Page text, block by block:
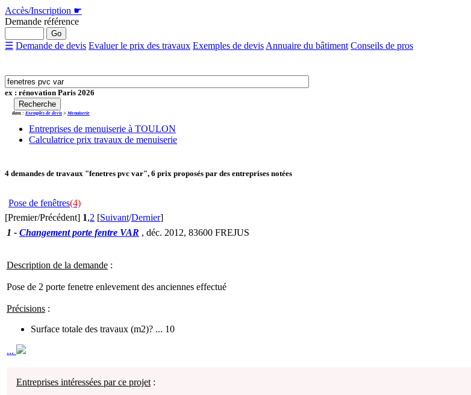
Accès/Inscription ☛
Demande référence
☰ Demande de devis Evaluer le prix des travaux Exemples de devis Annuaire du bâtiment Conseils de pros
ex : rénovation Paris 2026
dans : Exemples de devis > Menuiserie
Entreprises de menuiserie à TOULON
Calculatrice prix travaux de menuiserie
4 demandes de travaux "fenetres pvc var", 6 prix proposés par des entreprises notées
Pose de fenêtres(4)
[Premier/Précédent] 1,2 [Suivant/Dernier]
1 - Changement porte fentre VAR , déc. 2012, 83600 FREJUS
Description de la demande :
Pose de 2 porte fenetre enlevement des anciennes effectué
Précisions :
Surface totale des travaux (m2)? ... 10
...
Entreprises intéressées par ce projet :